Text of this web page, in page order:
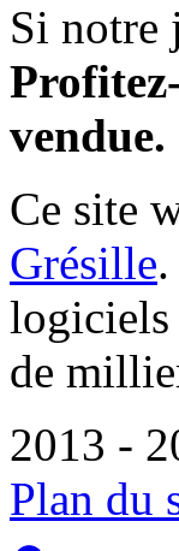
Si notre
vendue.
Ce site
Grésille
logiciels
de
2013 -
Plan du